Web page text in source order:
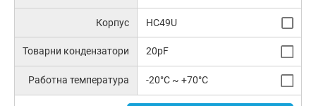
Корпус HC49U
Товарни кондензатори 20pF
Работна температура -20°C ~ +70°C